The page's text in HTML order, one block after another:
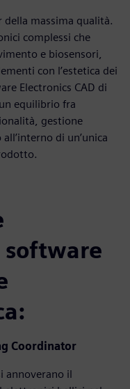
della massima qualità.
complessi che
e biosensori,
con l’estetica dei
Electronics CAD di
equilibrio fra
gestione
di un’unica
Coordinator
annoverano il